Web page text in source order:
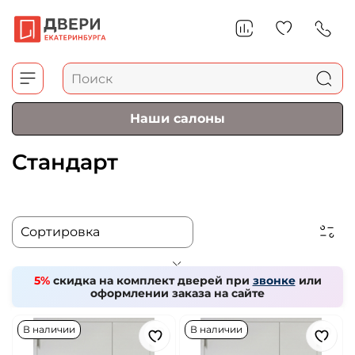
Наши салоны
Стандарт
5% скидка на комплект дверей при звонкеили
оформлении заказа на сайте
В наличии В наличии